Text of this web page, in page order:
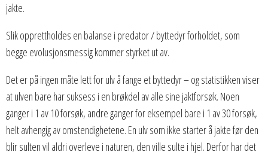
jakte.
Slik opprettholdes en balanse i predator / byttedyr forholdet, som
begge evolusjonsmessig kommer styrket ut av.
Det er på ingen måte lett for ulv å fange et byttedyr – og statistikken viser
at ulven bare har suksess i en brøkdel av alle sine jaktforsøk. Noen
ganger i 1 av 10 forsøk, andre ganger for eksempel bare i 1 av 30 forsøk,
helt avhengig av omstendighetene. En ulv som ikke starter å jakte før den
blir sulten vil aldri overleve i naturen, den ville sulte i hjel. Derfor har det